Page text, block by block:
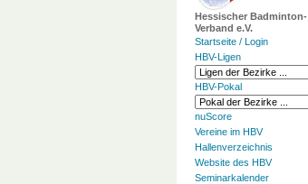
Hessischer Badminton-
Verband e.V.
Startseite / Login
HBV-Ligen
HBV-Pokal
nuScore
Vereine im HBV
Hallenverzeichnis
Website des HBV
Seminarkalender